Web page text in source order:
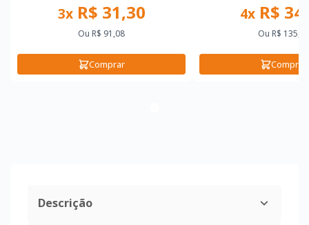
3xR$ 31,30
Ou R$ 91,08
Comprar
4xR$
Ou R$ 135,70
Comprar
Descrição